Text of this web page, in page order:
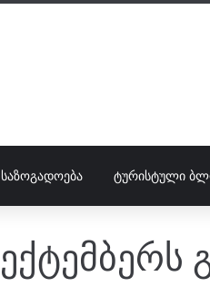
ᲡᲐᲖᲝᲒᲐᲓᲝᲔᲑᲐ ᲢᲣᲠᲘᲡᲢᲣᲚᲘ